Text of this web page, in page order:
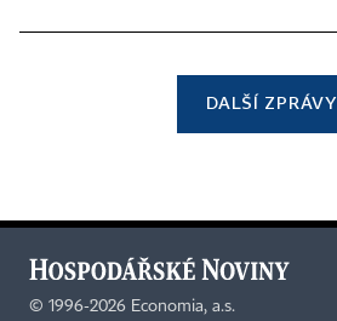
DALŠÍ ZPRÁVY
© 1996-2026 Economia, a.s.